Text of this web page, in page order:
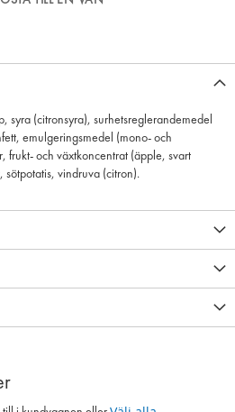
syra (citronsyra), surhetsreglerandemedel
emulgeringsmedel (mono- och
frukt- och växtkoncentrat (äpple, svart
sötpotatis, vindruva (citron).